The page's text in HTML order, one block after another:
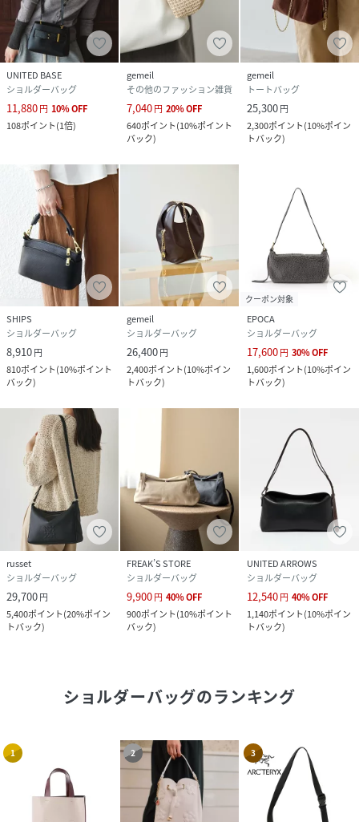
UNITED BASE
ショルダーバッグ
11,880円 10%OFF
108ポイント(1倍)
gemeil
その他のファッション雑貨
7,040円 20%OFF
640ポイント(10%ポイント
バック)
gemeil
トートバッグ
25,300円
2,300ポイント(10%ポイン
トバック)
SHIPS
ショルダーバッグ
8,910円
810ポイント(10%ポイント
バック)
gemeil
ショルダーバッグ
26,400円
2,400ポイント(10%ポイン
トバック)
クーポン対象
EPOCA
ショルダーバッグ
17,600円 30%OFF
1,600ポイント(10%ポイン
トバック)
russet
ショルダーバッグ
29,700円
5,400ポイント(20%ポイン
トバック)
FREAK’S STORE
ショルダーバッグ
9,900円 40%OFF
900ポイント(10%ポイント
バック)
UNITED ARROWS
ショルダーバッグ
12,540円 40%OFF
1,140ポイント(10%ポイン
トバック)
ショルダーバッグのランキング
1 2 3